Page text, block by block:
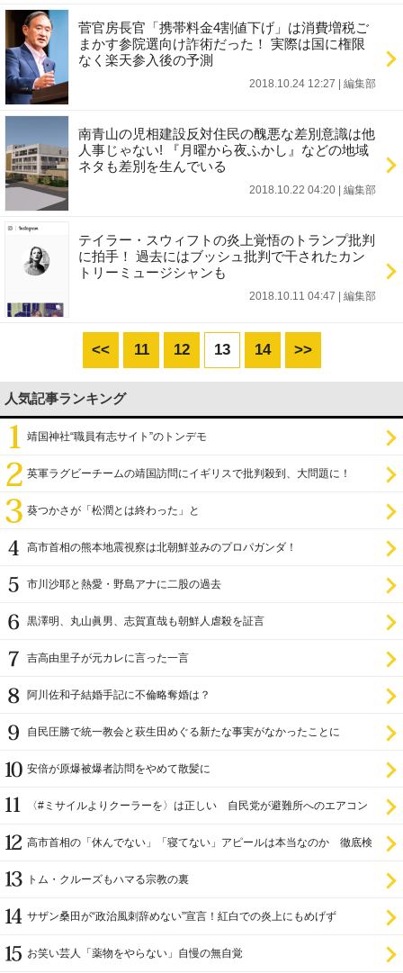
菅官房長官「携帯料金4割値下げ」は消費増税ご
まかす参院選向け詐術だった！ 実際は国に権限
なく楽天参入後の予測
2018.10.24 12:27 編集部
南青山の児相建設反対住民の醜悪な差別意識は他
人事じゃない! 『月曜から夜ふかし』などの地域
ネタも差別を生んでいる
2018.10.22 04:20 編集部
テイラー・スウィフトの炎上覚悟のトランプ批判
に拍手！ 過去にはブッシュ批判で干されたカン
トリーミュージシャンも
2018.10.11 04:47 編集部
<< 11 12 13 14 >>
人気記事ランキング
靖国神社“職員有志サイト”のトンデモ
英軍ラグビーチームの靖国訪問にイギリスで批判殺到、大問題に！
葵つかさが「松潤とは終わった」と
高市首相の熊本地震視察は北朝鮮並みのプロパガンダ！
市川沙耶と熱愛・野島アナに二股の過去
黒澤明、丸山眞男、志賀直哉も朝鮮人虐殺を証言
吉高由里子が元カレに言った一言
阿川佐和子結婚手記に不倫略奪婚は？
自民圧勝で統一教会と萩生田めぐる新たな事実がなかったことに
安倍が原爆被爆者訪問をやめて散髪に
〈#ミサイルよりクーラーを〉は正しい 自民党が避難所へのエアコン
高市首相の「休んでない」「寝てない」アピールは本当なのか 徹底検
トム・クルーズもハマる宗教の裏
サザン桑田が“政治風刺辞めない”宣言！紅白での炎上にもめげず
お笑い芸人「薬物をやらない」自慢の無自覚